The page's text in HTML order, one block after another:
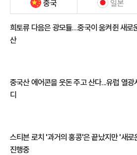
중국 일본
희토류 다음은 광모듈…중국이 움켜쥔 새로
산
중국산 에어콘을 웃돈 주고 산다...유럽 열광
디
스티븐 로치 '과거의 홍콩'은 끝났지만 '새로
진행중